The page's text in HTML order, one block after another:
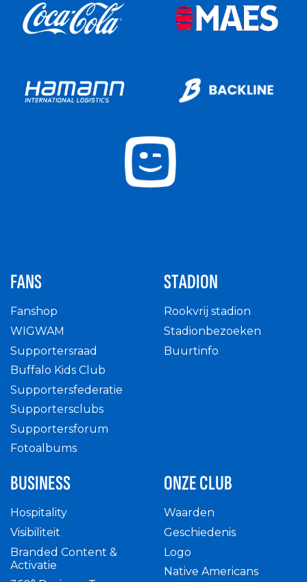
FANS
Fanshop
WIGWAM
Supportersraad
Buffalo Kids Club
Supportersfederatie
Supportersclubs
Supportersforum
Fotoalbums
STADION
Rookvrij stadion
Stadionbezoeken
Buurtinfo
BUSINESS
Hospitality
Visibiliteit
Branded Content &
Activatie
ONZE CLUB
Waarden
Geschiedenis
Logo
Native Americans